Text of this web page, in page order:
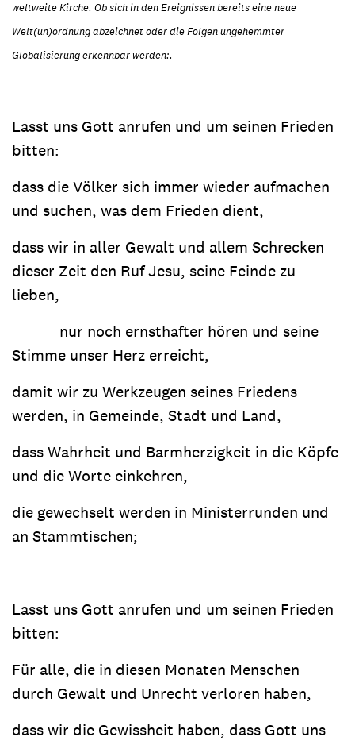
weltweite Kirche. Ob sich in den Ereignissen bereits eine neue
Welt(un)ordnung abzeichnet oder die Folgen ungehemmter
Globalisierung erkennbar werden:.
Lasst uns Gott anrufen und um seinen Frieden
bitten:
dass die Völker sich immer wieder aufmachen
und suchen, was dem Frieden dient,
dass wir in aller Gewalt und allem Schrecken
dieser Zeit den Ruf Jesu, seine Feinde zu
lieben,
nur noch ernsthafter hören und seine
Stimme unser Herz erreicht,
damit wir zu Werkzeugen seines Friedens
werden, in Gemeinde, Stadt und Land,
dass Wahrheit und Barmherzigkeit in die Köpfe
und die Worte einkehren,
die gewechselt werden in Ministerrunden und
an Stammtischen;
Lasst uns Gott anrufen und um seinen Frieden
bitten:
Für alle, die in diesen Monaten Menschen
durch Gewalt und Unrecht verloren haben,
dass wir die Gewissheit haben, dass Gott uns